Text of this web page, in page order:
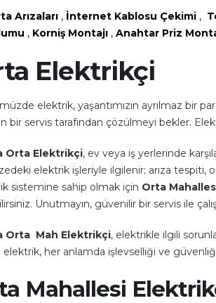
Arızaları , İnternet Kablosu Çekimi ,
, Korniş Montajı , Anahtar Priz
Elektrikçi
elektrik, yaşantımızın ayrılmaz bir
bir servis tarafından çözülmeyi bekler.
Orta Elektrikçi, ev veya iş yerlerinde
elektrik işleriyle ilgilenir; arıza tespiti,
sistemine sahip olmak için Orta
Unutmayın, güvenilir bir servis ile
Orta Mah Elektrikçi, elektrikle ilgili
elektrik, her anlamda işlevselliği ve
Mahallesi